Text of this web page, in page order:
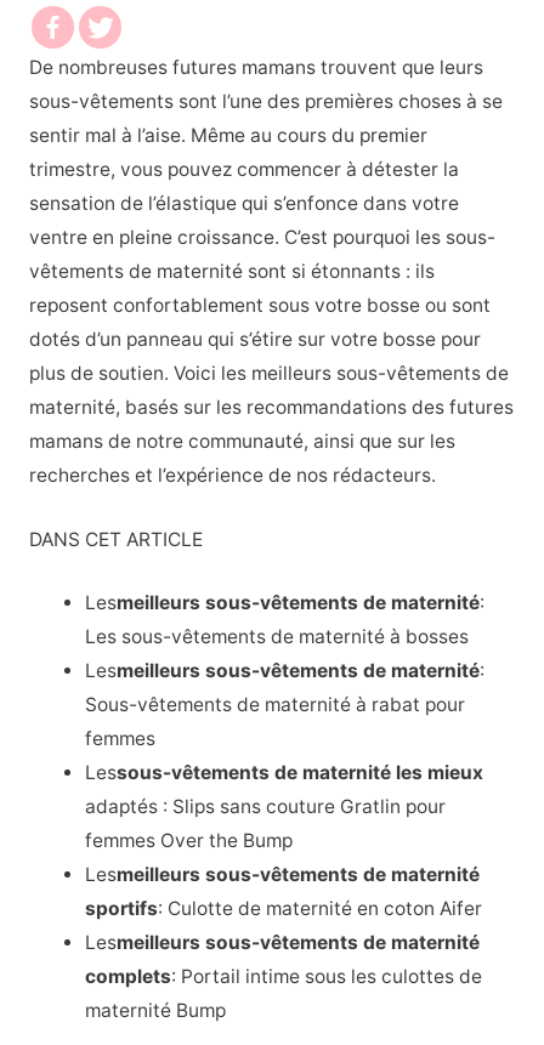
De nombreuses futures mamans trouvent que leurs
sous-vêtements sont l’une des premières choses à se
sentir mal à l’aise. Même au cours du premier
trimestre, vous pouvez commencer à détester la
sensation de l’élastique qui s’enfonce dans votre
ventre en pleine croissance. C’est pourquoi les sous-
vêtements de maternité sont si étonnants : ils
reposent confortablement sous votre bosse ou sont
dotés d’un panneau qui s’étire sur votre bosse pour
plus de soutien. Voici les meilleurs sous-vêtements de
maternité, basés sur les recommandations des futures
mamans de notre communauté, ainsi que sur les
recherches et l’expérience de nos rédacteurs.
DANS CET ARTICLE
Lesmeilleurs sous-vêtements de maternité:
Les sous-vêtements de maternité à bosses
Lesmeilleurs sous-vêtements de maternité:
Sous-vêtements de maternité à rabat pour
femmes
Lessous-vêtements de maternité les mieux
adaptés : Slips sans couture Gratlin pour
femmes Over the Bump
Lesmeilleurs sous-vêtements de maternité
sportifs: Culotte de maternité en coton Aifer
Lesmeilleurs sous-vêtements de maternité
complets: Portail intime sous les culottes de
maternité Bump